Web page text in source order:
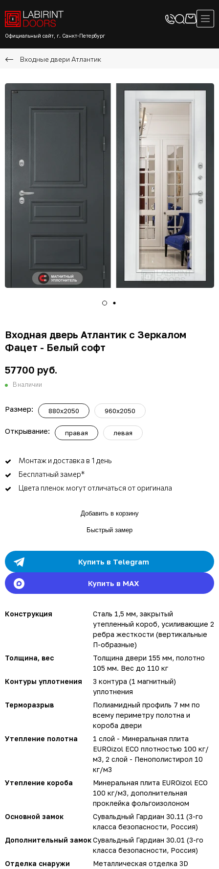
Официальный сайт, г. Санкт-Петербург
Входные двери Атлантик
Входная дверь Атлантик с Зеркалом
Фацет - Белый софт
57700 руб.
В наличии
Размер: 880x2050 960x2050
Открывание: правая левая
Монтаж и доставка в 1 день
Бесплатный замер*
Цвета пленок могут отличаться от оригинала
Добавить в корзину
Быстрый замер
Купить в Telegram
Купить в MAX
Конструкция
Сталь 1,5 мм, закрытый
утепленный короб, усиливающие 2
ребра жесткости (вертикальные
П-образные)
Толщина, вес
Толщина двери 155 мм, полотно
105 мм. Вес до 110 кг
Контуры уплотнения
3 контура (1 магнитный)
уплотнения
Терморазрыв
Полиамидный профиль 7 мм по
всему периметру полотна и
короба двери
Утепление полотна
1 слой - Минеральная плита
EUROizol ECO плотностью 100 кг/
м3, 2 слой - Пенополистирол 10
кг/м3
Утепление короба
Минеральная плита EUROizol ECO
100 кг/м3, дополнительная
проклейка фольгоизолоном
Основной замок
Сувальдный Гардиан 30.11 (3-го
класса безопасности, Россия)
Дополнительный замокСувальдный Гардиан 30.01 (3-го
класса безопасности, Россия)
Отделка снаружи
Металлическая отделка 3D